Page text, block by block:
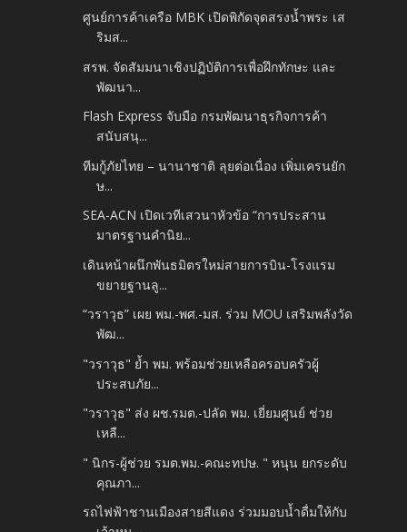
ศูนย์การค้าเครือ MBK เปิดพิกัดจุดสรงน้ำพระ เส
ริมส...
สรพ. จัดสัมมนาเชิงปฏิบัติการเพื่อฝึกทักษะ และ
พัฒนา...
Flash Express จับมือ กรมพัฒนาธุรกิจการค้า
สนับสนุ...
ทีมกู้ภัยไทย – นานาชาติ ลุยต่อเนื่อง เพิ่มเครนยัก
ษ...
SEA-ACN เปิดเวทีเสวนาหัวข้อ “การประสาน
มาตรฐานคำนิย...
เดินหน้าผนึกพันธมิตรใหม่สายการบิน-โรงแรม
ขยายฐานลู...
“วราวุธ” เผย พม.-พศ.-มส. ร่วม MOU เสริมพลังวัด
พัฒ...
"วราวุธ" ย้ำ พม. พร้อมช่วยเหลือครอบครัวผู้
ประสบภัย...
"วราวุธ" ส่ง ผช.รมต.-ปลัด พม. เยี่ยมศูนย์ ช่วย
เหลื...
" นิกร-ผู้ช่วย รมต.พม.-คณะทปษ. " หนุน ยกระดับ
คุณภา...
รถไฟฟ้าชานเมืองสายสีแดง ร่วมมอบน้ำดื่มให้กับ